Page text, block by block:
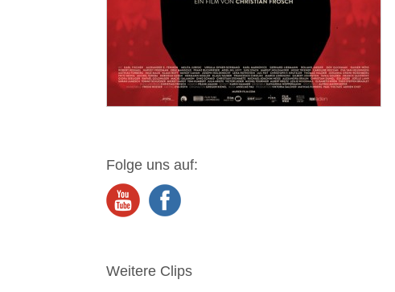
Folge uns auf:
Weitere Clips